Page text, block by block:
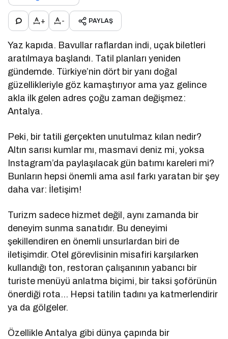
+ - PAYLAŞ
Yaz kapıda. Bavullar raflardan indi, uçak biletleri
aratılmaya başlandı. Tatil planları yeniden
gündemde. Türkiye’nin dört bir yanı doğal
güzellikleriyle göz kamaştırıyor ama yaz gelince
akla ilk gelen adres çoğu zaman değişmez:
Antalya.
Peki, bir tatili gerçekten unutulmaz kılan nedir?
Altın sarısı kumlar mı, masmavi deniz mi, yoksa
Instagram’da paylaşılacak gün batımı kareleri mi?
Bunların hepsi önemli ama asıl farkı yaratan bir şey
daha var: İletişim!
Turizm sadece hizmet değil, aynı zamanda bir
deneyim sunma sanatıdır. Bu deneyimi
şekillendiren en önemli unsurlardan biri de
iletişimdir. Otel görevlisinin misafiri karşılarken
kullandığı ton, restoran çalışanının yabancı bir
turiste menüyü anlatma biçimi, bir taksi şoförünün
önerdiği rota… Hepsi tatilin tadını ya katmerlendirir
ya da gölgeler.
Özellikle Antalya gibi dünya çapında bir